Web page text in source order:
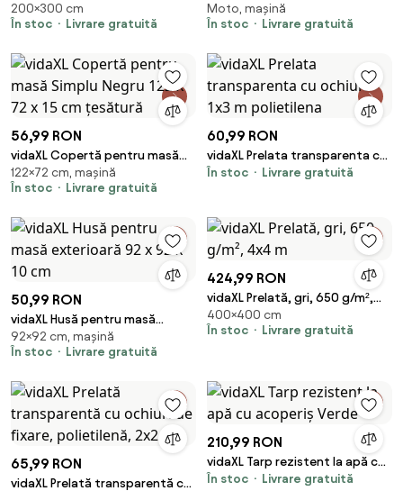
2x3 m
200×300 cm
În stoc
Livrare gratuită
g/m²
Moto, mașină
În stoc
Livrare gratuită
56,99 RON
vidaXL Copertă pentru masă
Simplu Negru 122 x 72 x 15 cm
țesătură
122×72 cm, mașină
În stoc
Livrare gratuită
60,99 RON
vidaXL Prelata transparenta cu
ochiuri 1x3 m polietilena
În stoc Livrare gratuită
50,99 RON
vidaXL Husă pentru masă
exterioară 92 x 92 x 10 cm
92×92 cm, mașină
În stoc
Livrare gratuită
424,99 RON
vidaXL Prelată, gri, 650 g/m²,
4x4 m
400×400 cm
În stoc
Livrare gratuită
65,99 RON
vidaXL Prelată transparentă cu
210,99 RON
vidaXL Tarp rezistent la apă cu
acoperiș Verde
În stoc Livrare gratuită